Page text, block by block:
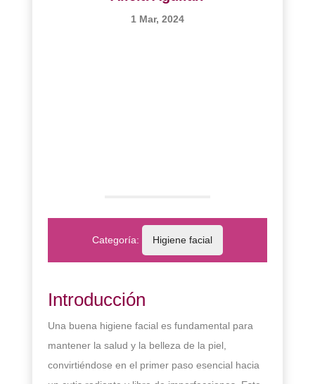
1 Mar, 2024
Categoría: Higiene facial
Introducción
Una buena higiene facial es fundamental para
mantener la salud y la belleza de la piel,
convirtiéndose en el primer paso esencial hacia